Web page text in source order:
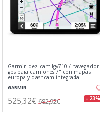
Garmin dezlcam lgv710 / navegador
gps para camiones 7" con mapas
europa y dashcam integrada
GARMIN
525,32€ 682,92€ - 23%